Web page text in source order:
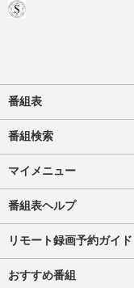
番組表
番組検索
マイメニュー
番組表ヘルプ
リモート録画予約ガイド
おすすめ番組